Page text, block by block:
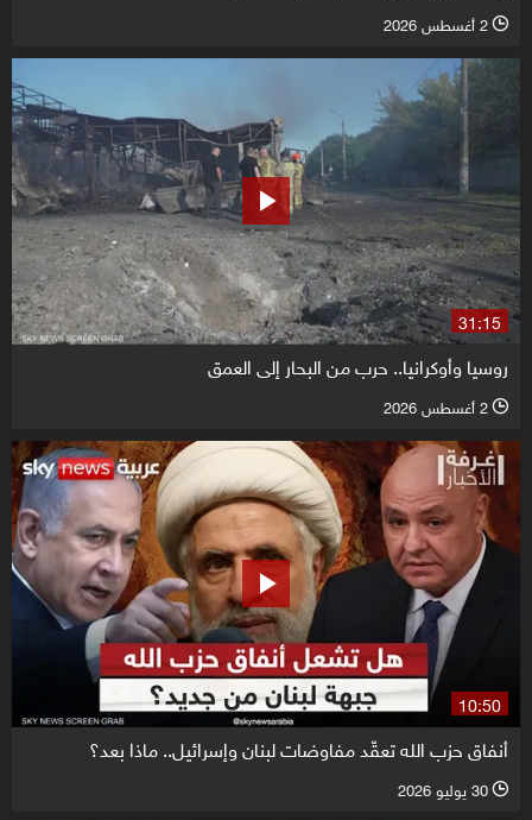
l 2 أغسطس 2026
31:15
روسيا وأوكرانيا.. حرب من البحار إلى العمق
l 2 أغسطس 2026
10:50
أنفاق حزب الله تعقّد مفاوضات لبنان وإسرائيل.. ماذا بعد؟
l 30 يوليو 2026